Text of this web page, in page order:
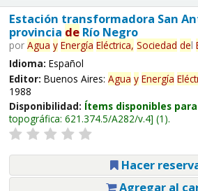
Estación transformadora San
provincia deRío Negro
por Agua y Energía Eléctrica, Sociedad del
Idioma: Español
Editor: Buenos Aires: Agua y Energía
1988
Disponibilidad: Ítems disponibles
topográfica: 621.374.5/A282/v.4 (1).
Hacer
Agregar al